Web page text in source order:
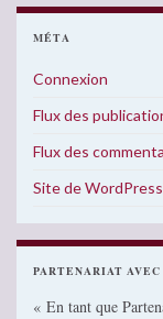
MÉTA
Connexion
Flux des
Flux des
Site de
PARTENARIAT
« En tant que